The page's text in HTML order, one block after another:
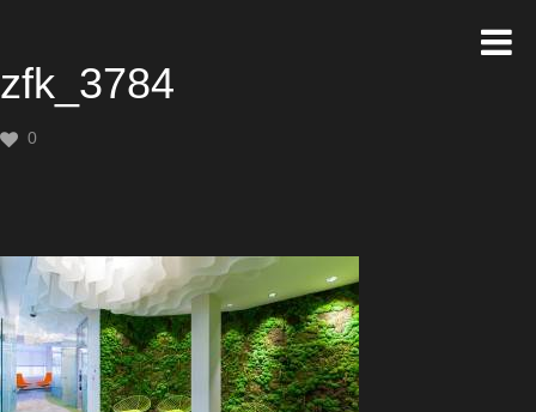
zfk_3784
0